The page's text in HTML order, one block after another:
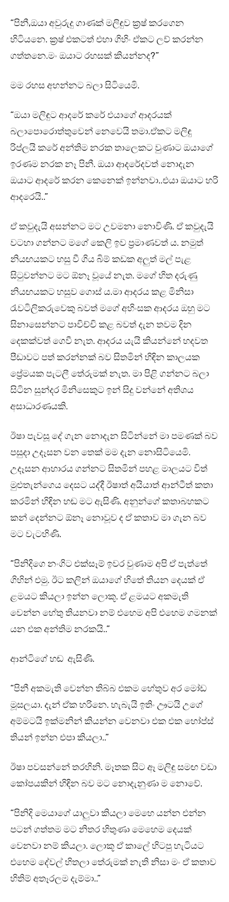
“පිනී,ඔයා අවුරුදු ගාණක් මලිඳුව ක්‍රෂ් කරගෙන
හිටියනෙ. ක්‍රෂ් එකටත් එහා ගිහිං ඒකට ලව් කරන්න
ගත්තනෙ.මං ඔයාට රහසක් කියන්නද?”
මම රහස අහන්නට බලා සිටියෙමි.
“ඔයා මලිඳුට ආදරේ කරේ එයාගේ ආදරයක්
බලාපොරොත්තුවෙන් නෙවෙයි තමා.ඒකට මලිඳු
රිප්ලයි කරේ අන්තිම නරක තාලෙකට වුණාට ඔයාගේ
ඉරණම නරක නෑ පිනී. ඔයා ආදරේදවත් නොදැන
ඔයාට ආදරේ කරන කෙනෙක් ඉන්නවා..එයා ඔයාට හරි
ආදරෙයි..”
ඒ කවුදැයි අසන්නට මට උවමනා නොවිණි. ඒ කවුදැයි
වටහා ගන්නට මගේ කෙලි ඉව ප්‍රමාණවත් ය. නමුත්
නියඟයකට හසු වී ගිය බිම් කඩක අලුත් මල් පැළ
සිටුවන්නට මට ඕනෑ වූයේ නැත. මගේ හිත දරුණු
නියඟයකට හසුව ගොස් ය.මා ආදරය කළ මිනිසා
රැවටිලිකරුවෙකු බවත් මගේ අහිංසක ආදරය ඔහු මට
සිනාසෙන්නට පාවිච්චි කළ බවත් දැන තවම දින
දෙකක්වත් ගෙවී නැත. ආදරය යැයි කියන්නේ හදවත
පීඩාවට පත් කරන්නක් බව සිතමින් හිඳින කාලයක
ප්‍රේමයක පැටලී තේරුමක් නැත. මා පිළි ගන්නට බලා
සිටින සුන්දර මිනිසෙකුට ඉන් සිදු වන්නේ අතිශය
අසාධාරණයකි.
ඊෂා පැවසූ දේ ගැන නොදැන සිටින්නේ මා පමණක් බව
පසුදා උදෑසන වන තෙක් මම දැන නොසිටියෙමි.
උදෑසන ආහාරය ගන්නට සිතමින් පහළ මාලයට විත්
මුළුතැන්ගෙය දෙසට යද්දී ඊෂාත් අයියාත් ආන්ටීත් කතා
කරමින් හිඳින හඬ මට ඇසිණි. අනුන්ගේ කතාබහකට
කන් දෙන්නට ඕනෑ නොවූව ද ඒ කතාව මා ගැන බව
මට වැටහිණි.
“පිනිදිගෙ නංගිට එක්සෑම් ඉවර වුණාම අපි ඒ පැත්තේ
ගිහින් එමු. ඊට කලින් ඔයාගේ හිතේ තියන දෙයක් ඒ
ළමයට කියලා ඉන්න ලොකූ. ඒ ළමයට අකමැති
වෙන්න හේතු තියනවා නම් එහෙම අපි එහෙම ගමනක්
යන එක අන්තිම නරකයි..”
ආන්ටිගේ හඬ ඇසිණි.
“පිනී අකමැති වෙන්න තිබ්බ එකම හේතුව අර මෝඩ
මූසලයා. දැන් ඒක හරිනෙ. හැබැයි ඉතිං ඌටයි උගේ
අම්මටයි ඉක්මනින් කියන්න වෙනවා එක එක හෝප්ස්
තියන් ඉන්න එපා කියලා..”
ඊෂා පවසන්නේ තරහිනි. මෑතක සිට ඈ මලිඳු සමඟ වඩා
කෝපයකින් හිඳින බව මට නොදැනුණා ම නොවේ.
“පිනිදි මෙයාගේ යාලුවා කියලා මෙහෙ යන්න එන්න
පටන් ගත්තම මට නිතර හිතුණා මෙහෙම දෙයක්
වෙනවා නම් කියලා. ලොකූ ඒ කාලේ හිටපු හැටියට
එහෙම දේවල් හිතලා තේරුමක් නැති නිසා මං ඒ කතාව
හිතිම් අතෑරලම දැම්මා..”